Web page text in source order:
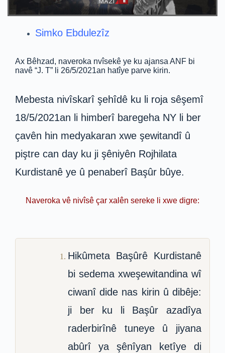
Simko Ebdulezîz
Ax Bêhzad, naveroka nvîsekê ye ku ajansa ANF bi
navê “J. T” li 26/5/2021an hatîye parve kirin.
Mebesta nivîskarî şehîdê ku li roja sêşemî
18/5/2021an li himberî baregeha NY li ber
çavên hin medyakaran xwe şewitandî û
piştre can day ku ji şêniyên Rojhilata
Kurdistanê ye û penaberî Başûr bûye.
Naveroka vê nivîsê çar xalên sereke li xwe digre:
Hikûmeta Başûrê Kurdistanê
bi sedema xweşewitandina wî
ciwanî dide nas kirin û dibêje:
ji ber ku li Başûr azadîya
raderbirînê tuneye û jiyana
abûrî ya şênîyan ketîye di